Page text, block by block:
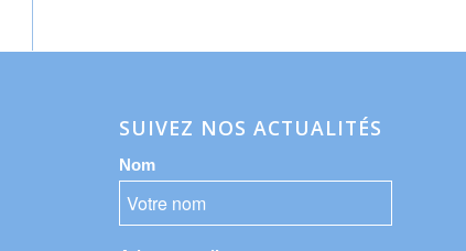
SUIVEZ NOS ACTUALITÉS
Nom